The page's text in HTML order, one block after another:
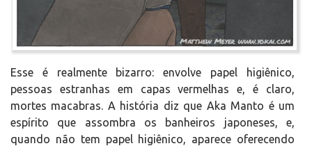
Esse é realmente bizarro: envolve papel higiênico,
pessoas estranhas em capas vermelhas e, é claro,
mortes macabras. A história diz que Aka Manto é um
espírito que assombra os banheiros japoneses, e,
quando não tem papel higiênico, aparece oferecendo